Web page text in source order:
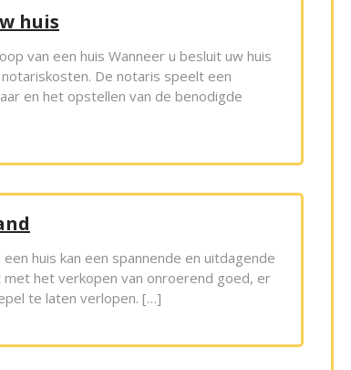
huis
van een huis Wanneer u besluit uw huis
De notaris speelt een
en het opstellen van de benodigde
huis kan een spannende en uitdagende
het verkopen van onroerend goed, er
te laten verlopen. […]